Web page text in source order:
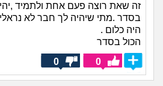
זה שאת רוצה פעם אחת ולתמיד
בסדר .מתי שיהיה לך חבר לא נראלי
היה כלום .
הכול בסדר
0
0